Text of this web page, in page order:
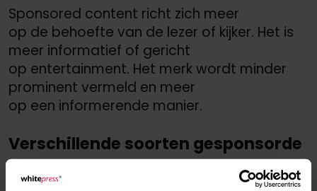
Sponsored content richt zich meer
op de behoefte van de lezer of kijker. Het is
meer informatief of gericht
op entertainment. Het merk wordt minder
prominent vermeld en meer
op een informerende manier.
Verschillende soorten gesponsorde
content